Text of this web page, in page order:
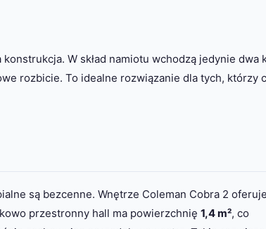
W skład namiotu wchodzą jedynie dwa
rozbicie. To idealne rozwiązanie dla tych, którzy
są bezcenne. Wnętrze Coleman Cobra 2 oferuje
przestronny hall ma powierzchnię 1,4 m², co